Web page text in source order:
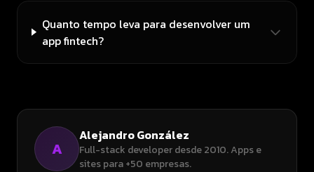
Quanto tempo leva para desenvolver um
app fintech?
A
Alejandro González
Full-stack developer desde 2010. Apps e
sites para +50 empresas.